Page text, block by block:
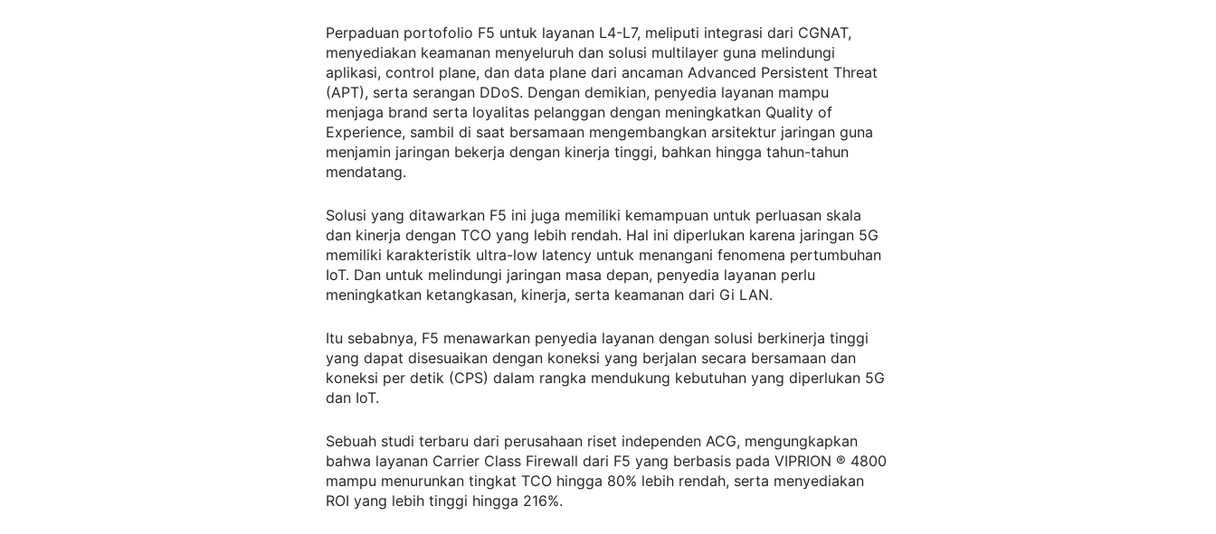
Perpaduan portofolio F5 untuk layanan L4-L7, meliputi integrasi dari CGNAT,
menyediakan keamanan menyeluruh dan solusi multilayer guna melindungi
aplikasi, control plane, dan data plane dari ancaman Advanced Persistent Threat
(APT), serta serangan DDoS. Dengan demikian, penyedia layanan mampu
menjaga brand serta loyalitas pelanggan dengan meningkatkan Quality of
Experience, sambil di saat bersamaan mengembangkan arsitektur jaringan guna
menjamin jaringan bekerja dengan kinerja tinggi, bahkan hingga tahun-tahun
mendatang.
Solusi yang ditawarkan F5 ini juga memiliki kemampuan untuk perluasan skala
dan kinerja dengan TCO yang lebih rendah. Hal ini diperlukan karena jaringan 5G
memiliki karakteristik ultra-low latency untuk menangani fenomena pertumbuhan
IoT. Dan untuk melindungi jaringan masa depan, penyedia layanan perlu
meningkatkan ketangkasan, kinerja, serta keamanan dari Gi LAN.
Itu sebabnya, F5 menawarkan penyedia layanan dengan solusi berkinerja tinggi
yang dapat disesuaikan dengan koneksi yang berjalan secara bersamaan dan
koneksi per detik (CPS) dalam rangka mendukung kebutuhan yang diperlukan 5G
dan IoT.
Sebuah studi terbaru dari perusahaan riset independen ACG, mengungkapkan
bahwa layanan Carrier Class Firewall dari F5 yang berbasis pada VIPRION ® 4800
mampu menurunkan tingkat TCO hingga 80% lebih rendah, serta menyediakan
ROI yang lebih tinggi hingga 216%.